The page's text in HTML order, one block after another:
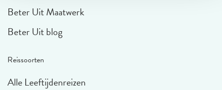
Beter Uit Maatwerk
Beter Uit blog
Reissoorten
Alle Leeftijdenreizen